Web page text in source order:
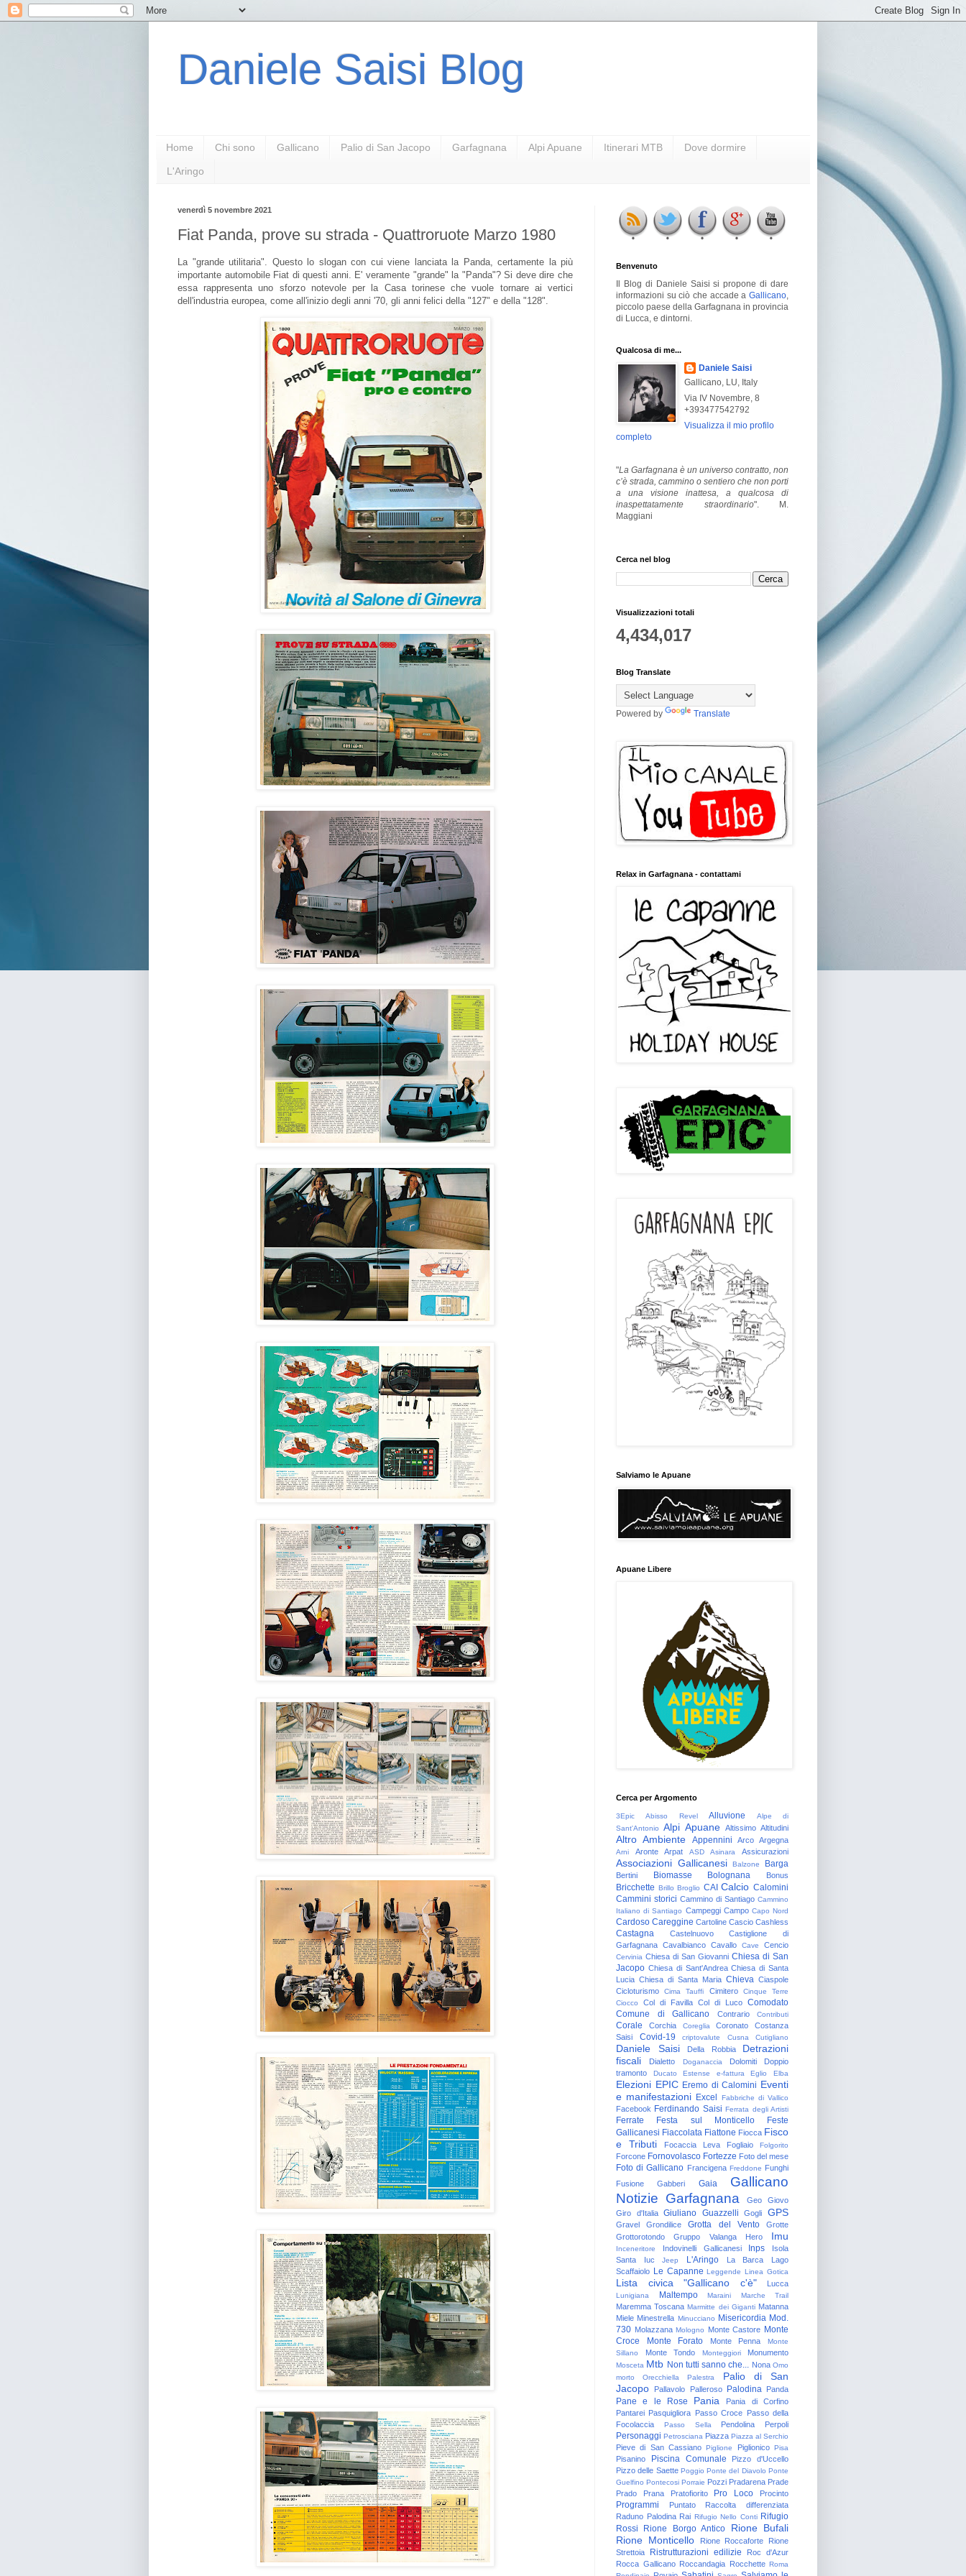
Daniele Saisi Blog
Home Chi sono Gallicano Palio di San Jacopo Garfagnana Alpi Apuane Itinerari MTB Dove dormire
L'Aringo
venerdì 5 novembre 2021
Fiat Panda, prove su strada - Quattroruote Marzo 1980
La "grande utilitaria". Questo lo slogan con cui viene lanciata la Panda, certamente la più
importante automobile Fiat di questi anni. E' veramente "grande" la "Panda"? Si deve dire che
essa rappresenta uno sforzo notevole per la Casa torinese che vuole tornare ai vertici
dell'industria europea, come all'inizio degli anni '70, gli anni felici della "127" e della "128".
Benvenuto
Il Blog di Daniele Saisi si propone di dare
informazioni su ciò che accade a Gallicano
piccolo paese della Garfagnana in provincia
di Lucca, e dintorni.
Qualcosa di me...
Daniele Saisi
Gallicano, LU, Italy
Via IV Novembre, 8
+393477542792
Visualizza il mio profilo
completo
"La Garfagnana è un universo contratto, non
c’è strada, cammino o sentiero che non porti
a una visione inattesa, a qualcosa di
inaspettatamente straordinario". M.
Maggiani
Cerca nel blog
Visualizzazioni totali
4,434,017
Blog Translate
Powered by Translate
Relax in Garfagnana - contattami
Salviamo le Apuane
Apuane Libere
Cerca per Argomento
3Epic Abisso Revel Alluvione
Alpe di
Sant'Antonio
Alpi Apuane Altissimo Altitudini
Altro Ambiente Appennini Arco Argegna
Arni Aronte Arpat ASD Asinara Assicurazioni
Associazioni Gallicanesi Balzone Barga
Bertini Biomasse Bolognana Bonus
Bricchette Brillo Broglio CAI Calcio Calomini
Cammini storici Cammino di Santiago Cammino
Italiano di Santiago Campeggi Campo Capo Nord
Cardoso Careggine Cartoline Cascio Cashless
Castagna Castelnuovo
Castiglione di
Garfagnana Cavalbianco Cavallo Cave Cencio
Cervinia Chiesa di San Giovanni Chiesa di San
Jacopo Chiesa di Sant'Andrea Chiesa di Santa
Lucia Chiesa di Santa Maria Chieva Ciaspole
Cicloturismo
Cima Tauffi Cimitero
Cinque Terre
Ciocco
Col di Favilla Col di Luco Comodato
Comune di Gallicano
Contrario Contributi
Corale Corchia Coreglia Coronato
Costanza
Saisi
Covid-19 criptovalute Cusna Cutigliano
Daniele Saisi Della Robbia
Detrazioni
fiscali
Dialetto Doganaccia Dolomiti
Doppio
tramonto
Ducato Estense e-fattura Eglio Elba
Elezioni EPIC Eremo di Calomini Eventi
e manifestazioni Excel Fabbriche di Vallico
Facebook Ferdinando Saisi Ferrata degli Artisti
Ferrate Festa sul Monticello
Feste
Gallicanesi Fiaccolata Fiattone Fiocca Fisco
e Tributi
Focaccia Leva Fogliaio Folgorito
Forcone Fornovolasco Fortezze Foto del mese
Foto di Gallicano Francigena Freddone Funghi
Fusione
Gabberi Gaia
Gallicano
Notizie Garfagnana Geo
Giovo
Giro d'Italia
Giuliano Guazzelli Gogli GPS
Gravel Grondilice Grotta del Vento
Grotte
Grottorotondo
Gruppo Valanga Hero Imu
Inceneritore Indovinelli Gallicanesi Inps
Isola
Santa
Iuc Jeep L'Aringo La Barca
Lago
Scaffaiolo Le Capanne Leggende Linea Gotica
Lista civica "Gallicano c'è" Lucca
Lunigiana Maltempo Maraini Marche Trail
Maremma Toscana Marmitte dei Giganti Matanna
Miele Minestrella Minucciano Misericordia Mod.
730 Molazzana Mologno Monte Castore Monte
Croce
Monte Forato Monte Penna
Monte
Sillano
Monte Tondo Monteggiori Monumento
Mosceta Mtb Non tutti sanno che... Nona Omo
morto
Orecchiella Palestra
Palio di San
Jacopo
Pallavolo Palleroso Palodina Panda
Pane e le Rose Pania
Pania di Corfino
Pantarei Pasquigliora Passo Croce Passo della
Focolaccia
Passo Sella Pendolina Perpoli
Personaggi Petrosciana Piazza Piazza al Serchio
Pieve di San Cassiano Piglione Piglionico Pisa
Pisanino Piscina Comunale
Pizzo d'Uccello
Pizzo delle Saette Poggio Ponte del Diavolo Ponte
Guelfino Pontecosi Porraie Pozzi Pradarena Prade
Prado
Prana Pratofiorito Pro Loco Procinto
Programmi Puntato
Raccolta differenziata
Raduno Palodina Rai Rifugio Nello Conti Rifugio
Rossi
Rione Borgo Antico
Rione Bufali
Rione Monticello
Rione Roccaforte
Rione
Strettoia
Ristrutturazioni edilizie
Roc d'Azur
Rocca Gallicano Roccandagia Rocchette Roma